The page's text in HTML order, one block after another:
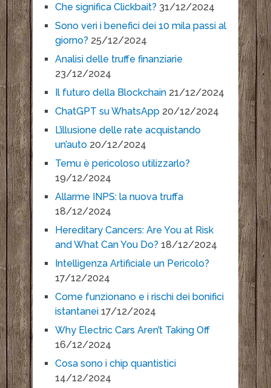
Che significa Clickbait? 31/12/2024
Sono veri i benefici dei 10 mila passi al
giorno? 25/12/2024
Analisi delle truffe finanziarie
23/12/2024
Il futuro della Blockchain 21/12/2024
ChatGPT su WhatsApp 20/12/2024
L’illusione delle rate acquistando
un’auto 20/12/2024
Temu è pericoloso utilizzarlo?
19/12/2024
Allarme INPS: la nuova truffa
18/12/2024
Hereditary Cancers: Are You at Risk
and What Can You Do? 18/12/2024
Intelligenza Artificiale un Pericolo?
17/12/2024
Come funzionano e i rischi dei bonifici
istantanei 17/12/2024
Why Electric Cars Aren’t Taking Off
16/12/2024
Cosa sono i chip quantistici
14/12/2024